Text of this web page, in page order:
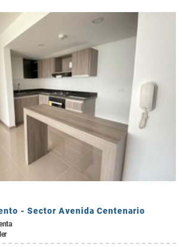
- Sector Avenida Centenario